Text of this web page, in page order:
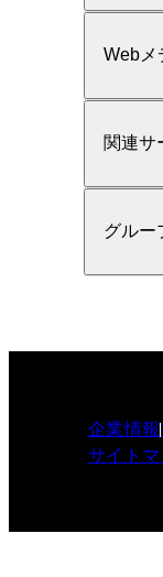
Webメ
関連サ
グルー
企業情報
サイト